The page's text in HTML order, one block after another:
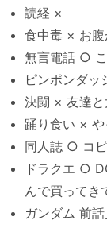
読経 ×
食中毒 × お
無言電話 ○
ピンポンダ
決闘 × 友達
踊り食い ×
同人誌 ○ コ
ドラクエ ○
んで買ってき
ガンダム 前